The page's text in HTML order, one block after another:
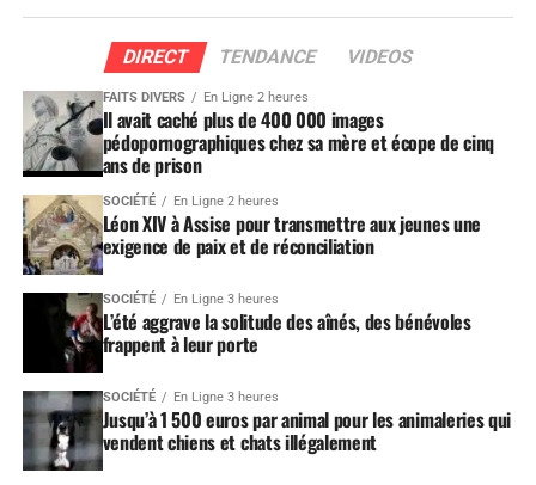
DIRECT TENDANCE VIDEOS
FAITS DIVERS En Ligne 2 heures
Il avait caché plus de 400 000 images
pédopornographiques chez sa mère et écope de cinq
ans de prison
SOCIÉTÉ En Ligne 2 heures
Léon XIV à Assise pour transmettre aux jeunes une
exigence de paix et de réconciliation
SOCIÉTÉ En Ligne 3 heures
L’été aggrave la solitude des aînés, des bénévoles
frappent à leur porte
SOCIÉTÉ En Ligne 3 heures
Jusqu’à 1 500 euros par animal pour les animaleries qui
vendent chiens et chats illégalement